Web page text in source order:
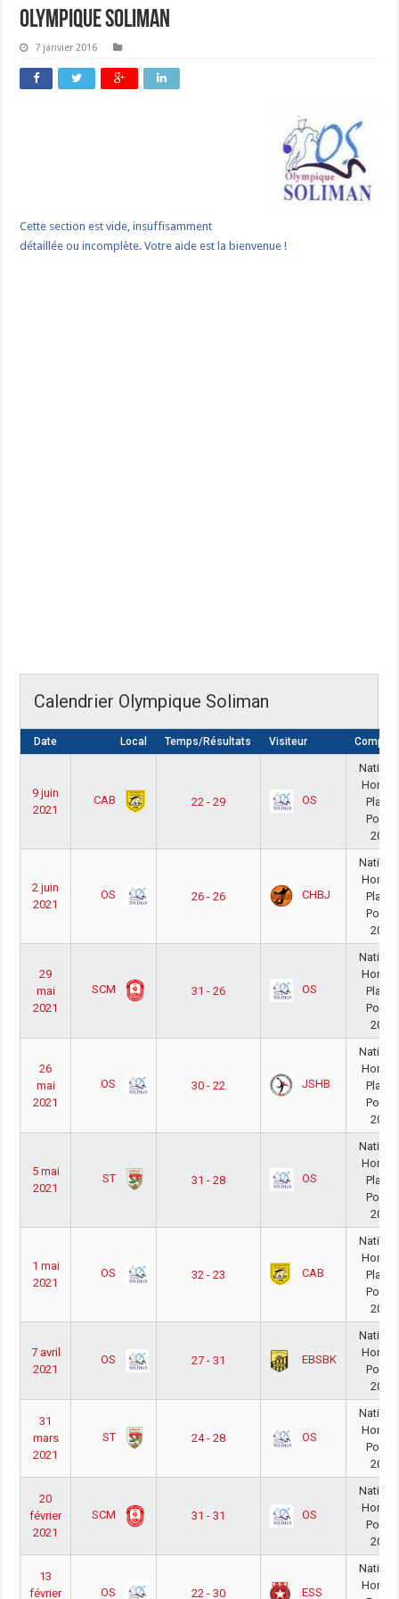
Olympique Soliman
7 janvier 2016
Cette section est vide, insuffisamment
détaillée ou incomplète. Votre aide est la bienvenue !
Calendrier Olympique Soliman
Date Local Temps/Résultats Visiteur
9 juin
2021
CAB 22 - 29 OS
Poule
20/
2 juin
2021
OS 26 - 26 CHBJ
Poule
20/
29
mai
2021
SCM 31 - 26 OS
Poule
20/
26
mai
2021
OS 30 - 22 JSHB
Poule
20/
5 mai
2021
ST 31 - 28 OS
Poule
20/
1 mai
2021
OS 32 - 23 CAB
Poule
20/
7 avril
2021
OS 27 - 31 EBSBK
Poule
20/
31
mars
2021
ST 24 - 28 OS
Poule
20/
20
février
2021
SCM 31 - 31 OS
Poule
20/
13
février
OS 22 - 30 ESS